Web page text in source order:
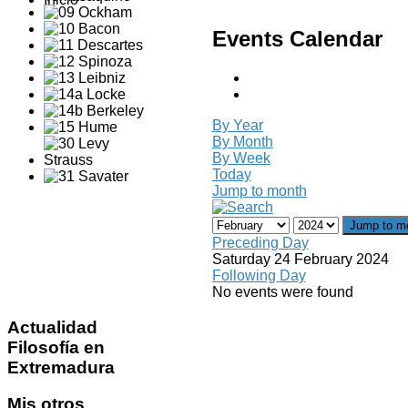
Events Calendar
By Year
By Month
By Week
Today
Jump to month
Jump to
Preceding Day
Saturday 24 February 2024
Following Day
No events were found
Actualidad
Filosofía en
Extremadura
Mis otros